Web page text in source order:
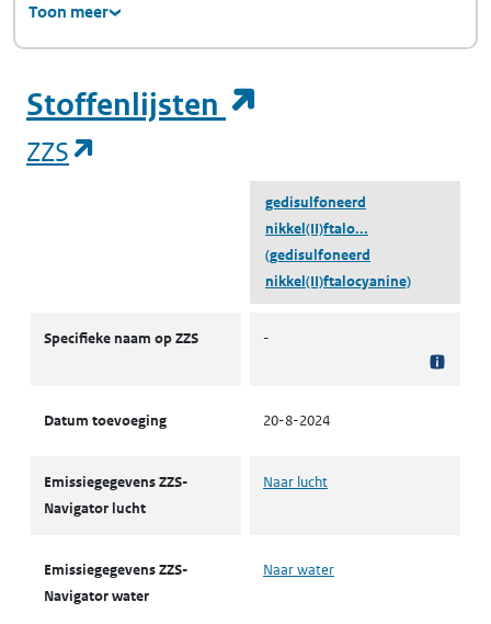
Toon meer
Stoffenlijsten
ZZS
gedisulfoneerd
nikkel(II)ftalo...
(gedisulfoneerd
nikkel(II)ftalocyanine)
Specifieke naam op ZZS -
Datum toevoeging 20-8-2024
Emissiegegevens ZZS-
Navigator lucht
Naar lucht
Emissiegegevens ZZS-
Navigator water
Naar water